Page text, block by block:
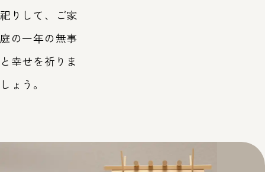
祀りして、ご家
庭の一年の無事
と幸せを祈りま
しょう。